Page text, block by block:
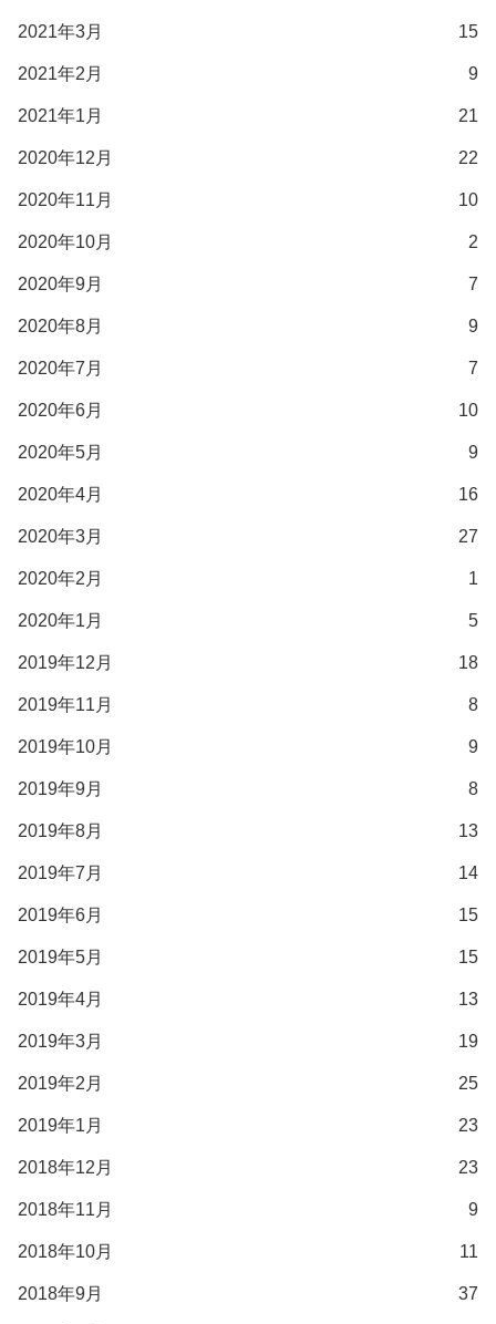
2021年3月 15
2021年2月 9
2021年1月 21
2020年12月 22
2020年11月 10
2020年10月 2
2020年9月 7
2020年8月 9
2020年7月 7
2020年6月 10
2020年5月 9
2020年4月 16
2020年3月 27
2020年2月 1
2020年1月 5
2019年12月 18
2019年11月 8
2019年10月 9
2019年9月 8
2019年8月 13
2019年7月 14
2019年6月 15
2019年5月 15
2019年4月 13
2019年3月 19
2019年2月 25
2019年1月 23
2018年12月 23
2018年11月 9
2018年10月 11
2018年9月 37